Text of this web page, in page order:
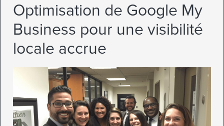
Optimisation de Google My
Business pour une visibilité
locale accrue